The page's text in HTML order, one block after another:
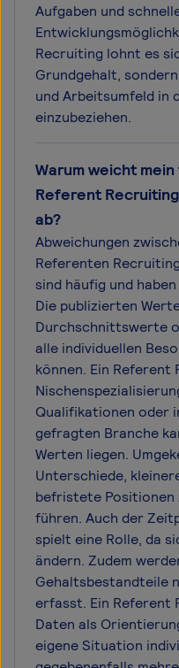
Aufgaben und
Recruiting lohnt es
Grundgehalt,
und Arbeitsumfeld in
einzubeziehen.
Warum weicht
Referent
ab?
Abweichungen
Referenten
sind häufig und
Die publizierten
Durchschnittswerte
alle individuellen
können. Ein Referent
Qualifikationen oder
gefragten Branche
Werten liegen.
Unterschiede,
befristete Positionen
führen. Auch der
spielt eine Rolle, da
ändern. Zudem
Gehaltsbestandteile
erfasst. Ein Referent
Daten als
eigene Situation